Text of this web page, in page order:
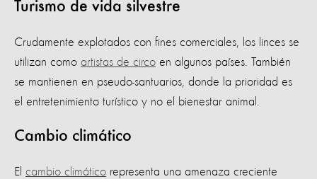
Turismo de vida silvestre
Crudamente explotados con fines comerciales, los linces se
utilizan como artistas de circo en algunos países. También
se mantienen en pseudo-santuarios, donde la prioridad es
el entretenimiento turístico y no el bienestar animal.
Cambio climático
El cambio climático representa una amenaza creciente